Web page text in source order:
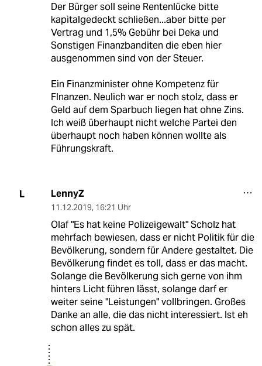
Der Bürger soll seine Rentenlücke bitte
kapitalgedeckt schließen...aber bitte per
Vertrag und 1,5% Gebühr bei Deka und
Sonstigen Finanzbanditen die eben hier
ausgenommen sind von der Steuer.
Ein Finanzminister ohne Kompetenz für
FInanzen. Neulich war er noch stolz, dass er
Geld auf dem Sparbuch liegen hat ohne Zins.
Ich weiß überhaupt nicht welche Partei den
überhaupt noch haben können wollte als
Führungskraft.
L LennyZ
11.12.2019, 16:21 Uhr
Olaf "Es hat keine Polizeigewalt" Scholz hat
mehrfach bewiesen, dass er nicht Politik für die
Bevölkerung, sondern für Andere gestaltet. Die
Bevölkerung findet es toll, dass er das macht.
Solange die Bevölkerung sich gerne von ihm
hinters Licht führen lässt, solange darf er
weiter seine "Leistungen" vollbringen. Großes
Danke an alle, die das nicht interessiert. Ist eh
schon alles zu spät.